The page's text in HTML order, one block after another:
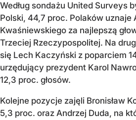
Według sondażu United Surveys
Polski, 44,7 proc. Polaków uznaje
Kwaśniewskiego za najlepszą
Trzeciej Rzeczypospolitej. Na
się Lech Kaczyński z poparciem
urzędujący prezydent Karol
12,3 proc. głosów.
Kolejne pozycje zajęli Bronisław
5,3 proc. oraz Andrzej Duda, na